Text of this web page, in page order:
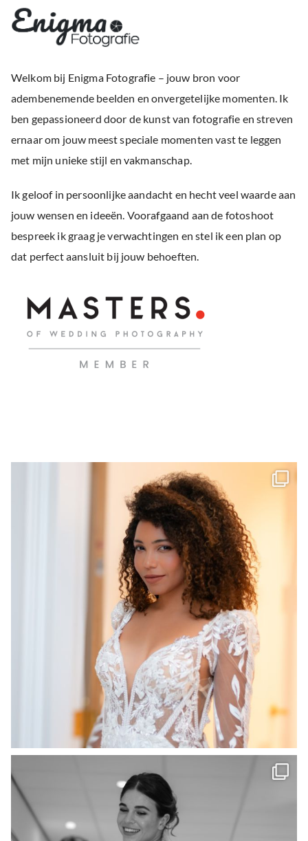
Welkom bij Enigma Fotografie – jouw bron voor
adembenemende beelden en onvergetelijke momenten. Ik
ben gepassioneerd door de kunst van fotografie en streven
ernaar om jouw meest speciale momenten vast te leggen
met mijn unieke stijl en vakmanschap.
Ik geloof in persoonlijke aandacht en hecht veel waarde aan
jouw wensen en ideeën. Voorafgaand aan de fotoshoot
bespreek ik graag je verwachtingen en stel ik een plan op
dat perfect aansluit bij jouw behoeften.